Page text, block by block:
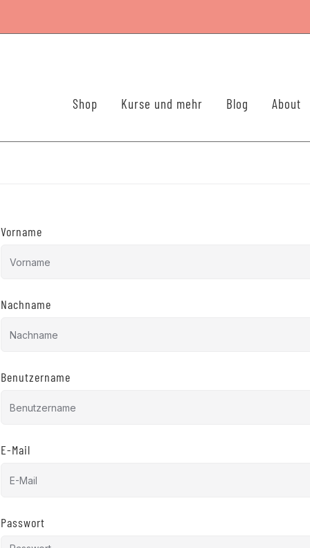
Shop Kurse und mehr Blog About
Vorname
Nachname
Benutzername
E-Mail
Passwort